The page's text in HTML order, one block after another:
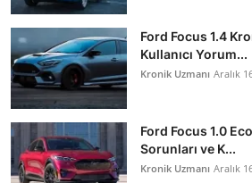
Ford Focus 1.4
Kullanıcı Yorum...
Kronik Uzmanı Aralık
Ford Focus 1.0
Sorunları ve K...
Kronik Uzmanı Aralık